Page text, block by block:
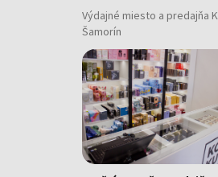
Výdajné miesto a predajňa
Šamorín